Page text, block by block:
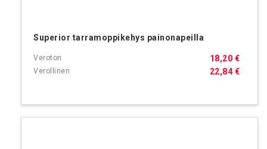
Superior tarramoppikehys painonapeilla
22,84 €
18,20 €